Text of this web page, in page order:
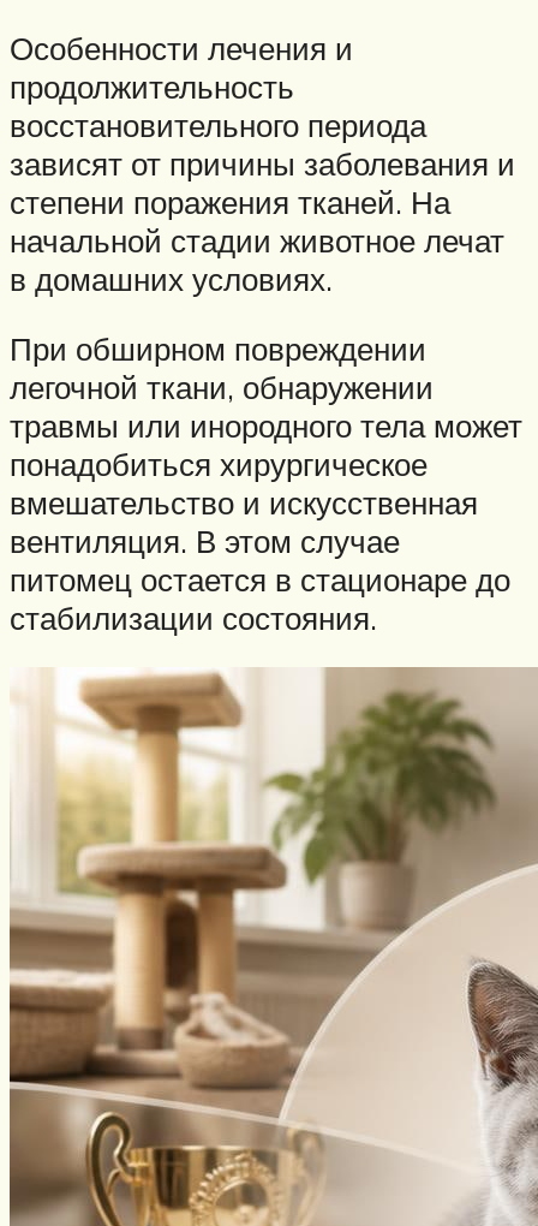
Особенности лечения и
продолжительность
восстановительного периода
зависят от причины заболевания и
степени поражения тканей. На
начальной стадии животное лечат
в домашних условиях.
При обширном повреждении
легочной ткани, обнаружении
травмы или инородного тела может
понадобиться хирургическое
вмешательство и искусственная
вентиляция. В этом случае
питомец остается в стационаре до
стабилизации состояния.